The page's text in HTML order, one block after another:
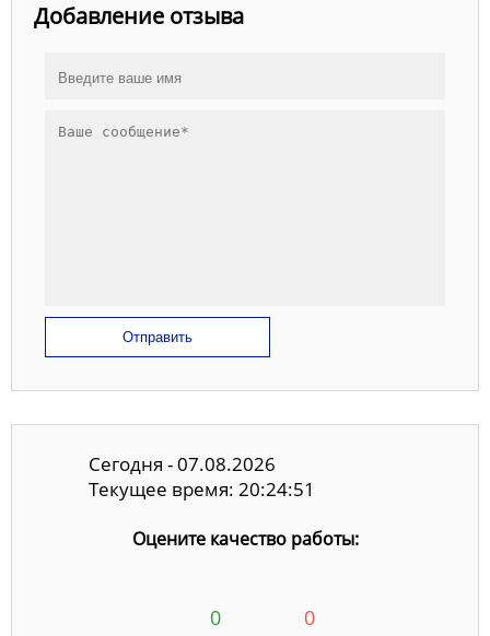
Добавление отзыва
Отправить
Сегодня - 07.08.2026
Текущее время: 20:24:51
Оцените качество работы:
0 0